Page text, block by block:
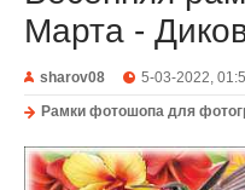
Марта -
sharov08 5-03-2022,
Рамки фотошопа для